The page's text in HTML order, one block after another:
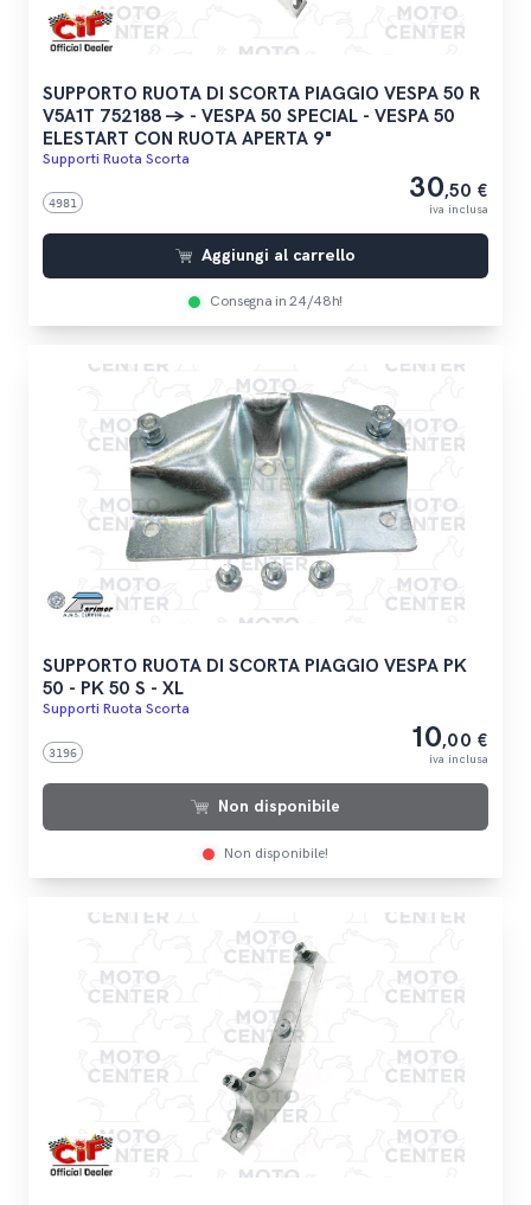
SUPPORTO RUOTA DI SCORTA PIAGGIO VESPA 50 R
V5A1T 752188 -> - VESPA 50 SPECIAL - VESPA 50
ELESTART CON RUOTA APERTA 9"
Supporti Ruota Scorta
4981 30,50 €
iva inclusa
Aggiungi al carrello
Consegna in 24/48h!
SUPPORTO RUOTA DI SCORTA PIAGGIO VESPA PK
50 - PK 50 S - XL
Supporti Ruota Scorta
3196 10,00 €
iva inclusa
Non disponibile
Non disponibile!